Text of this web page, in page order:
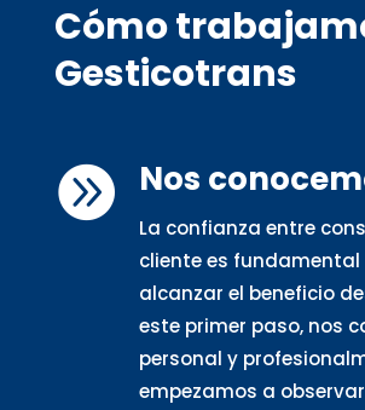
Cómo
Gesticotrans
 Nos
La confianza entre
cliente es fundamental
alcanzar el beneficio
este primer paso, nos
personal y
empezamos a